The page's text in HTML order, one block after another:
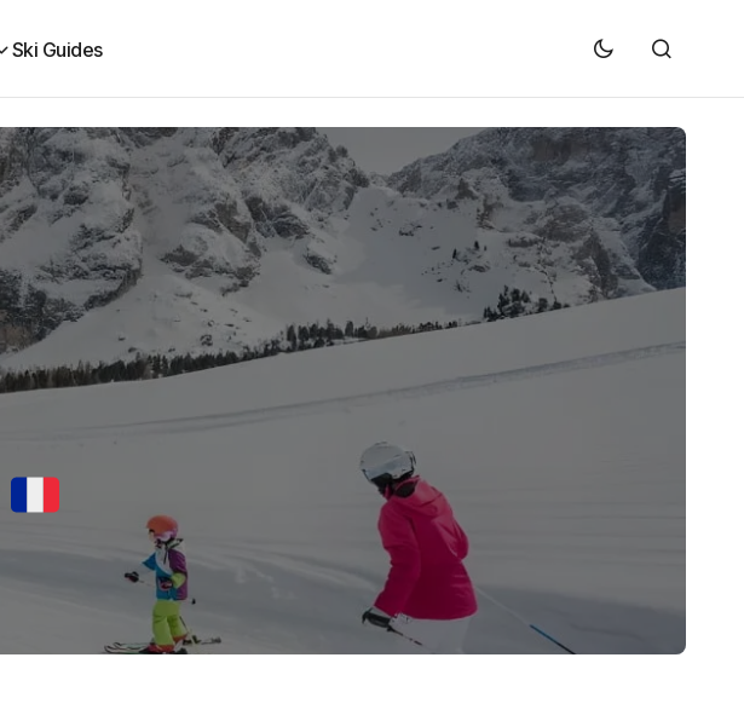
Ski Guides